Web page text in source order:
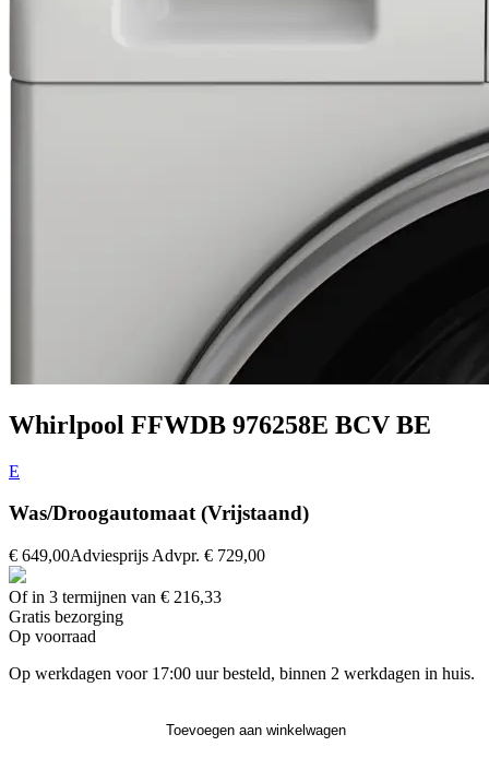
Whirlpool FFWDB 976258E BCV BE
E
Was/Droogautomaat (Vrijstaand)
€ 649,00Adviesprijs Advpr. € 729,00
Of in 3 termijnen van € 216,33
Gratis bezorging
Op voorraad
Op werkdagen voor 17:00 uur besteld, binnen 2 werkdagen in huis.
Toevoegen aan winkelwagen